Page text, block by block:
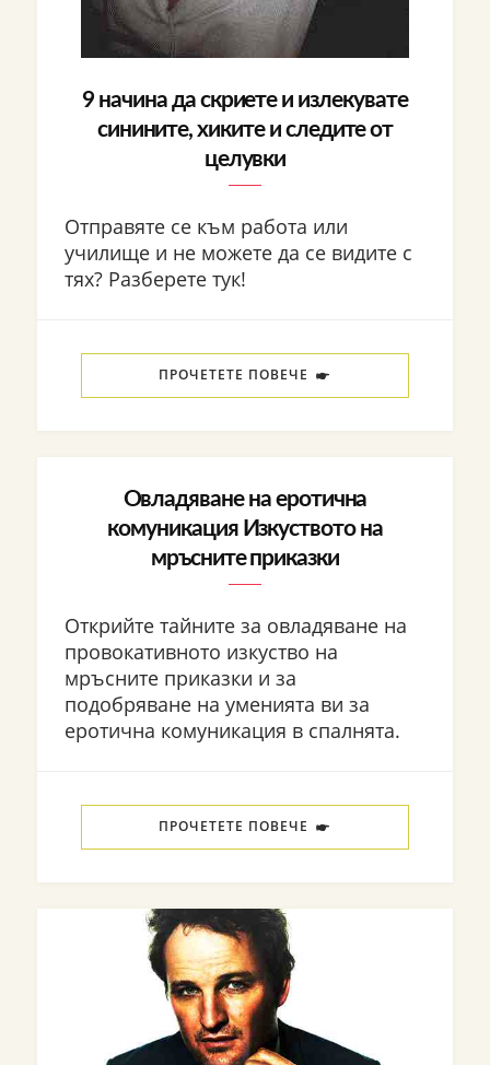
9 начина да скриете и излекувате
синините, хиките и следите от
целувки
Отправяте се към работа или
училище и не можете да се видите с
тях? Разберете тук!
ПРОЧЕТЕТЕ ПОВЕЧЕ
Овладяване на еротична
комуникация Изкуството на
мръсните приказки
Открийте тайните за овладяване на
провокативното изкуство на
мръсните приказки и за
подобряване на уменията ви за
еротична комуникация в спалнята.
ПРОЧЕТЕТЕ ПОВЕЧЕ